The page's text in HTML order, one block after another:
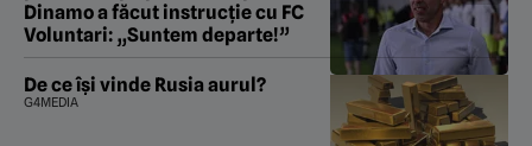
Dinamo a făcut instrucție cu FC
Voluntari: „Suntem departe!”
De ce își vinde Rusia aurul?
G4MEDIA